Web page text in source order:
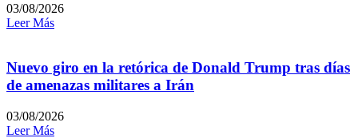
03/08/2026
Leer Más
Nuevo giro en la retórica de Donald Trump tras días
de amenazas militares a Irán
03/08/2026
Leer Más